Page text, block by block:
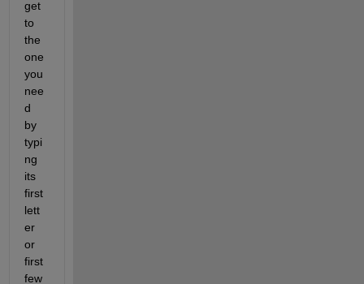
get
to
the
one
you
nee
d
by
typi
ng
its
first
lett
er
or
first
few